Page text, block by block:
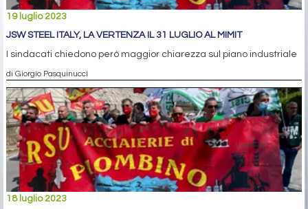
19 luglio 2023
JSW STEEL ITALY, LA VERTENZA IL 31 LUGLIO AL MIMIT
I sindacati chiedono però maggior chiarezza sul piano industriale
di Giorgio Pasquinucci
18 luglio 2023